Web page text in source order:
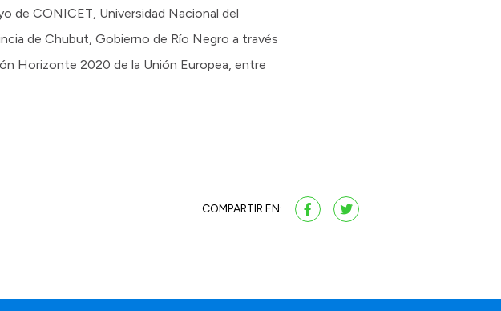
de CONICET, Universidad Nacional del
de Chubut, Gobierno de Río Negro a través
Horizonte 2020 de la Unión Europea, entre
COMPARTIR EN: